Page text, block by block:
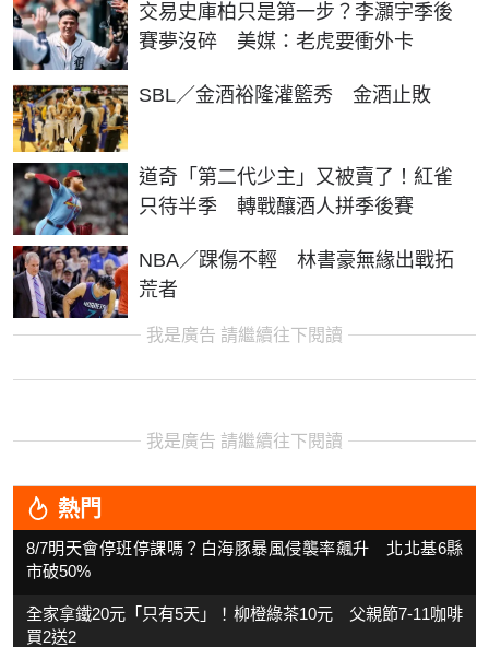
交易史庫柏只是第一步？李灝宇季後
賽夢沒碎 美媒：老虎要衝外卡
SBL／金酒裕隆灌籃秀 金酒止敗
道奇「第二代少主」又被賣了！紅雀
只待半季 轉戰釀酒人拼季後賽
NBA／踝傷不輕 林書豪無緣出戰拓
荒者
我是廣告 請繼續往下閱讀
我是廣告 請繼續往下閱讀
熱門
8/7明天會停班停課嗎？白海豚暴風侵襲率飆升 北北基6縣
市破50%
全家拿鐵20元「只有5天」！柳橙綠茶10元 父親節7-11咖啡
買2送2